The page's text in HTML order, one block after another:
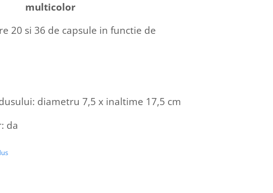
multicolor
20 si 36 de capsule in functie de
diametru 7,5 x inaltime 17,5 cm
da